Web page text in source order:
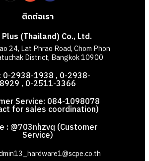
ติดต่อเรา
(Thailand) Co., Ltd.
24, Lat Phrao Road, Chom Phon
District, Bangkok 10900
0-2938-1938 , 0-2938-
8929 , 0-2511-3366
Service: 084-1098078
for sales coordination)
: @703nhzvq (Customer
Service)